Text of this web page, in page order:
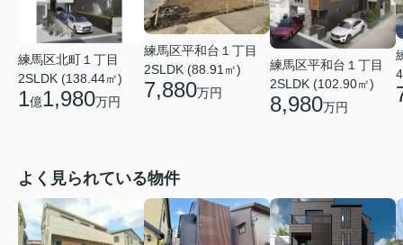
練馬区北町１丁目
2SLDK (138.44㎡)
1億1,980万円
練馬区平和台１丁目
2SLDK (88.91㎡)
7,880万円
練馬区平和台１丁目
2SLDK (102.90㎡)
8,980万円
よく見られている物件